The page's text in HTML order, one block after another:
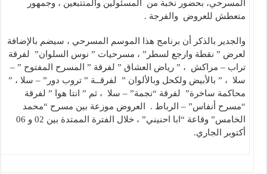
المسرحي، بحضور نخبة من المسئولين والمتتبعين ، وجمهور
متعطش للعروض والفرجة .
والجدير بالذكر أن برنامج هذا الموسم المسرحي ، سيضم بالإضافة
لعرض ” نقطة وارجع لسطر” ، مسرحيات ” نوس السلوان” لفرقة
تراب – مراكش ، ” رياض العشاق ” لفرقة ” المسرح المفتوح ” –
سلا ، ” بالأبيض ولكحل وبالألوان ” لفرقــة ” تروب دور” – سلا ، ”
محاكمة ساخرة” لفرقة “نجمة” – سلا ، ثم ” انتا هوا ” لفرقة
“مسرح أنفاس” – الرباط . العروض موزعة بين مسرح “محمد
الخامس” وقاعة “ابا احنيني” ، خلال الفترة الممتدة بين 02 و 06
أكتوبر الجاري.